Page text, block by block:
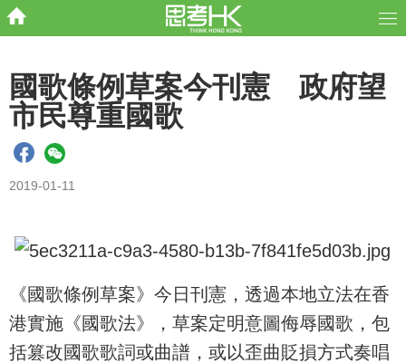
國歌條例草案今刊憲 政府望
市民尊重國歌
2019-01-11
《國歌條例草案》今日刊憲，透過本地立法在香
港實施《國歌法》，草案定明意圖侮辱國歌，包
括篡改國歌歌詞或曲譜，或以歪曲貶損方式奏唱